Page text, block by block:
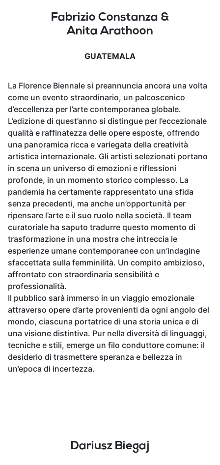
Fabrizio Constanza &
Anita Arathoon
GUATEMALA
La Florence Biennale si preannuncia ancora una volta
come un evento straordinario, un palcoscenico
d’eccellenza per l’arte contemporanea globale.
L’edizione di quest’anno si distingue per l’eccezionale
qualità e raffinatezza delle opere esposte, offrendo
una panoramica ricca e variegata della creatività
artistica internazionale. Gli artisti selezionati portano
in scena un universo di emozioni e riflessioni
profonde, in un momento storico complesso. La
pandemia ha certamente rappresentato una sfida
senza precedenti, ma anche un’opportunità per
ripensare l’arte e il suo ruolo nella società. Il team
curatoriale ha saputo tradurre questo momento di
trasformazione in una mostra che intreccia le
esperienze umane contemporanee con un’indagine
sfaccettata sulla femminilità. Un compito ambizioso,
affrontato con straordinaria sensibilità e
professionalità.
Il pubblico sarà immerso in un viaggio emozionale
attraverso opere d’arte provenienti da ogni angolo del
mondo, ciascuna portatrice di una storia unica e di
una visione distintiva. Pur nella diversità di linguaggi,
tecniche e stili, emerge un filo conduttore comune: il
desiderio di trasmettere speranza e bellezza in
un’epoca di incertezza.
Dariusz Biegaj